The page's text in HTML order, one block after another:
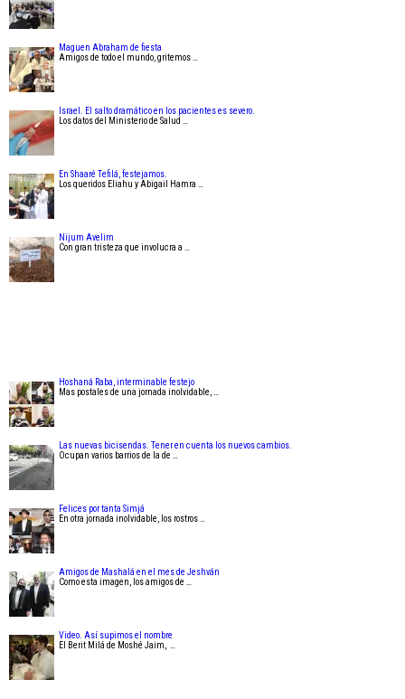
Maguen Abraham de fiesta
Amigos de todo el mundo, gritemos …
Israel. El salto dramático en los pacientes es severo.
Los datos del Ministerio de Salud …
En Shaaré Tefilá, festejamos.
Los queridos Eliahu y Abigail Hamra …
Nijum Avelim
Con gran tristeza que involucra a …
Hoshaná Raba, interminable festejo
Mas postales de una jornada inolvidable, …
Las nuevas bicisendas. Tener en cuenta los nuevos cambios.
Ocupan varios barrios de la de …
Felices por tanta Simjá
En otra jornada inolvidable, los rostros …
Amigos de Mashalá en el mes de Jeshván
Como esta imagen, los amigos de …
Video. Así supimos el nombre
El Berit Milá de Moshé Jaim, …